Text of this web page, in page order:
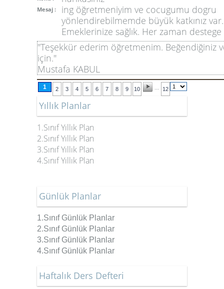
Mesaj :
ing öğretmeniyim ve cocugumu dogru
yönlendirebilmemde büyük katkınız var.
Emeklerinize sağlık. Her zaman destege
"Teşekkür ederim öğretmenim. Beğendiğiniz
için."
Mustafa KABUL
1 2 3 4 5 6 7 8 9 10 12
Yıllık Planlar
1.Sınıf Yıllık Plan
2.Sınıf Yıllık Plan
3.Sınıf Yıllık Plan
4.Sınıf Yıllık Plan
Günlük Planlar
1.Sınıf Günlük Planlar
2.Sınıf Günlük Planlar
3.Sınıf Günlük Planlar
4.Sınıf Günlük Planlar
Haftalık Ders Defteri